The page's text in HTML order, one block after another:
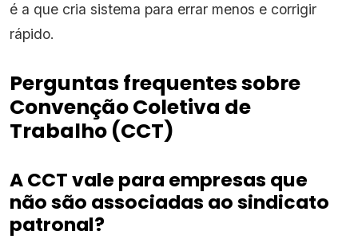
é a que cria sistema para errar menos e corrigir
rápido.
Perguntas frequentes sobre
Convenção Coletiva de
Trabalho (CCT)
A CCT vale para empresas que
não são associadas ao sindicato
patronal?